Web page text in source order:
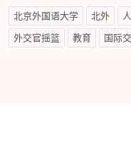
北京外国语大学 北外
外交官摇篮 教育 国际